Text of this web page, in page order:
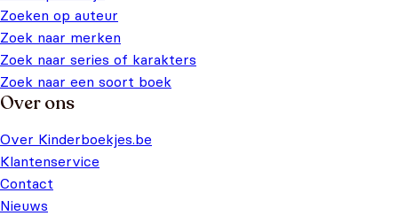
Zoeken op auteur
Zoek naar merken
Zoek naar series of karakters
Zoek naar een soort boek
Over ons
Over Kinderboekjes.be
Klantenservice
Contact
Nieuws